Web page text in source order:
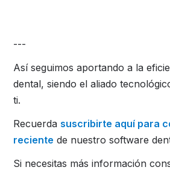
---
Así seguimos aportando a la
dental, siendo el aliado
ti.
Recuerdasuscribirte aquí para
reciente de nuestro software
Si necesitas más información